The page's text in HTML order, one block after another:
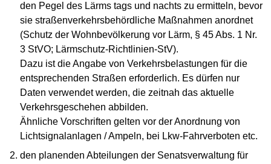
den Pegel des Lärms tags und nachts zu ermitteln, bevor
sie straßenverkehrsbehördliche Maßnahmen anordnet
(Schutz der Wohnbevölkerung vor Lärm, § 45 Abs. 1 Nr.
3 StVO; Lärmschutz-Richtlinien-StV).
Dazu ist die Angabe von Verkehrsbelastungen für die
entsprechenden Straßen erforderlich. Es dürfen nur
Daten verwendet werden, die zeitnah das aktuelle
Verkehrsgeschehen abbilden.
Ähnliche Vorschriften gelten vor der Anordnung von
Lichtsignalanlagen / Ampeln, bei Lkw-Fahrverboten etc.
den planenden Abteilungen der Senatsverwaltung für